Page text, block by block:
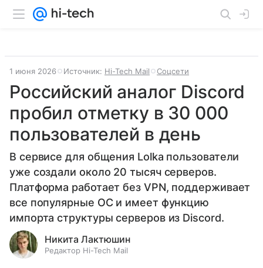
1 июня 2026 Источник: Hi-Tech Mail Соцсети
Российский аналог Discord
пробил отметку в 30 000
пользователей в день
В сервисе для общения Lolka пользователи
уже создали около 20 тысяч серверов.
Платформа работает без VPN, поддерживает
все популярные ОС и имеет функцию
импорта структуры серверов из Discord.
Никита Лактюшин
Редактор Hi-Tech Mail